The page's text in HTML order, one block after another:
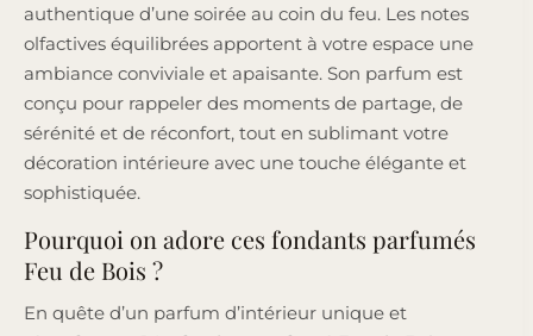
authentique d’une soirée au coin du feu. Les notes
olfactives équilibrées apportent à votre espace une
ambiance conviviale et apaisante. Son parfum est
conçu pour rappeler des moments de partage, de
sérénité et de réconfort, tout en sublimant votre
décoration intérieure avec une touche élégante et
sophistiquée.
Pourquoi on adore ces fondants parfumés
Feu de Bois ?
En quête d’un parfum d’intérieur unique et